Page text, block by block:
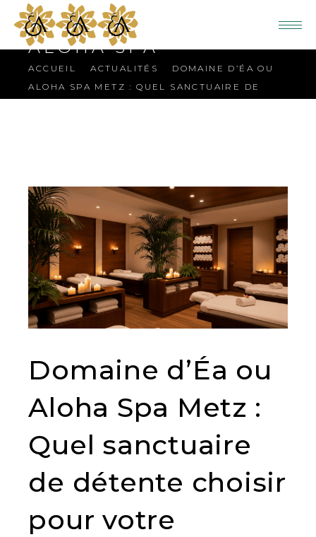
ALOHA SPA
ACCUEIL ACTUALITÉS
DOMAINE D’ÉA OU
ALOHA SPA METZ : QUEL SANCTUAIRE DE
Domaine d’Éa ou
Aloha Spa Metz :
Quel sanctuaire
de détente choisir
pour votre